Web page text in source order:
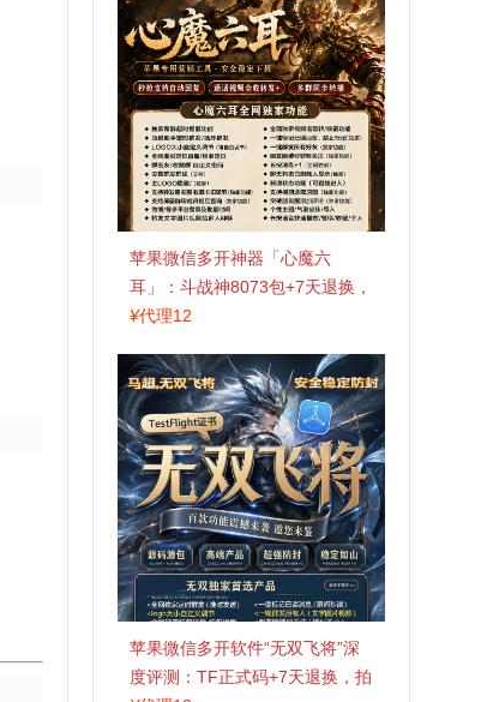
苹果微信多开神器「心魔六
耳」：斗战神8073包+7天退换，
认准拍拍卡激活码商城
¥代理12
苹果微信多开软件“无双飞将”深
度评测：TF正式码+7天退换，拍